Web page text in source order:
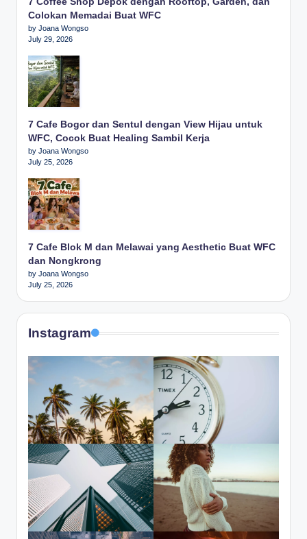
Colokan Memadai Buat WFC
by Joana Wongso
July 29, 2026
7 Cafe Bogor dan Sentul dengan View Hijau untuk
WFC, Cocok Buat Healing Sambil Kerja
by Joana Wongso
July 25, 2026
7 Cafe Blok M dan Melawai yang Aesthetic Buat WFC
dan Nongkrong
by Joana Wongso
July 25, 2026
Instagram